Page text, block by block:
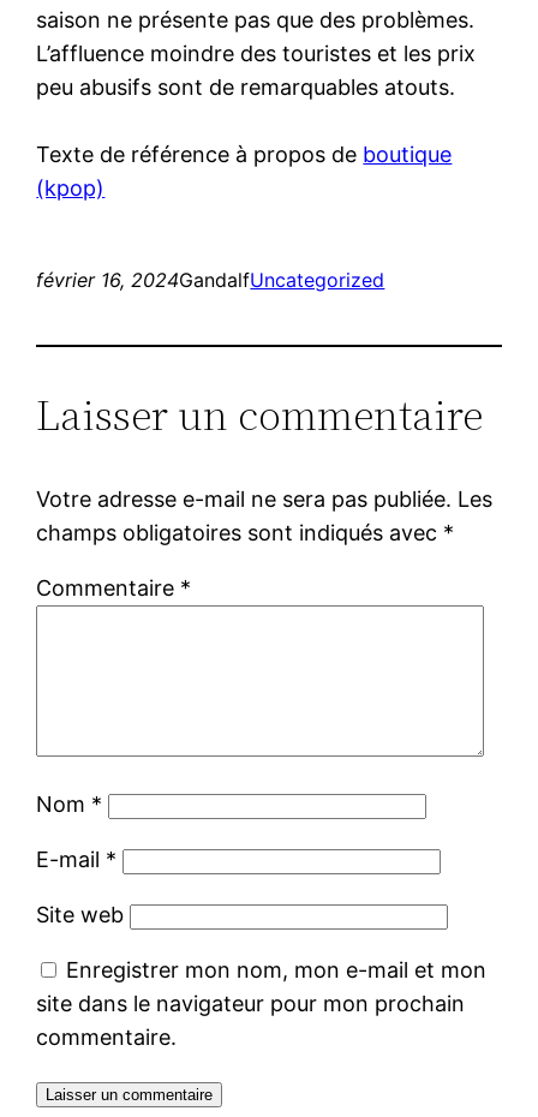
saison ne présente pas que des problèmes.
L’affluence moindre des touristes et les prix
peu abusifs sont de remarquables atouts.
Texte de référence à propos de boutique
(kpop)
février 16, 2024GandalfUncategorized
Laisser un commentaire
Votre adresse e-mail ne sera pas publiée. Les
champs obligatoires sont indiqués avec *
Commentaire *
Nom *
E-mail *
Site web
Enregistrer mon nom, mon e-mail et mon
site dans le navigateur pour mon prochain
commentaire.